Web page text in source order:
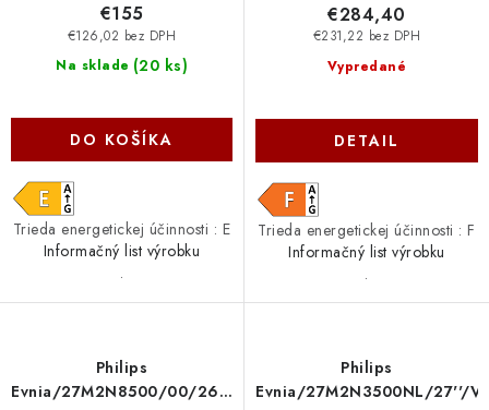
Na sklade (20 ks)
€126,02 bez DPH
€155
DO KOŠÍKA
Trieda energetickej účinnosti : E
Informačný list výrobku
.
Vypredané
€231,22 bez DPH
€284,40
DETAIL
Trieda energetickej účinnosti : F
Informačný list výrobku
.
Philips
Evnia/27M2N8500/00/26,5''/QD-
Philips
Evnia/27M2N3500NL/27''/